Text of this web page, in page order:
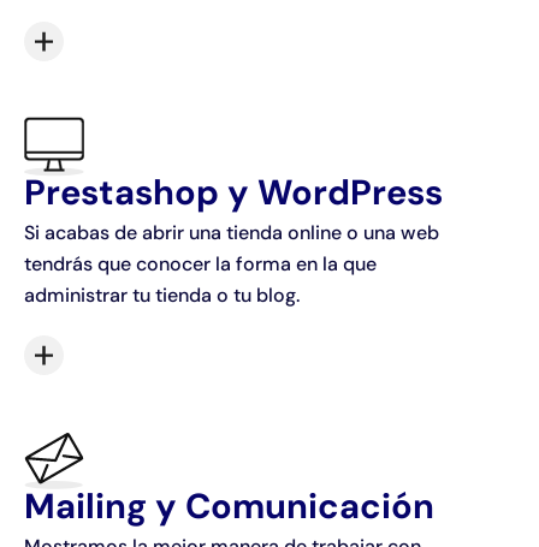
Prestashop y WordPress
Si acabas de abrir una tienda online o una web
tendrás que conocer la forma en la que
administrar tu tienda o tu blog.
Mailing y Comunicación